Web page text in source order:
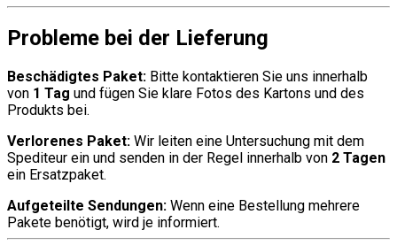
Probleme bei der Lieferung
Beschädigtes Paket: Bitte kontaktieren Sie uns innerhalb
von 1 Tag und fügen Sie klare Fotos des Kartons und des
Produkts bei.
Verlorenes Paket: Wir leiten eine Untersuchung mit dem
Spediteur ein und senden in der Regel innerhalb von 2 Tagen
ein Ersatzpaket.
Aufgeteilte Sendungen: Wenn eine Bestellung mehrere
Pakete benötigt, wird je informiert.